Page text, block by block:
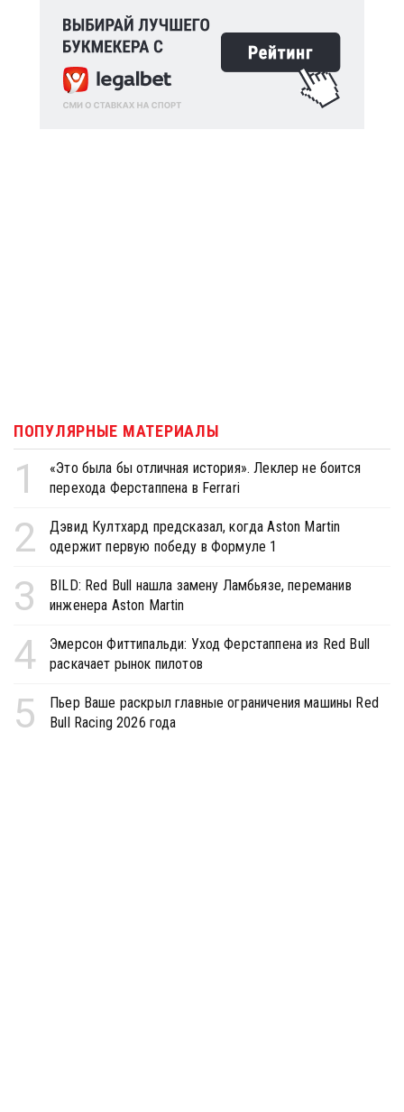
ПОПУЛЯРНЫЕ МАТЕРИАЛЫ
1
«Это была бы отличная история». Леклер не боится
перехода Ферстаппена в Ferrari
2
Дэвид Култхард предсказал, когда Aston Martin
одержит первую победу в Формуле 1
3
BILD: Red Bull нашла замену Ламбьязе, переманив
инженера Aston Martin
4
Эмерсон Фиттипальди: Уход Ферстаппена из Red Bull
раскачает рынок пилотов
5
Пьер Ваше раскрыл главные ограничения машины Red
Bull Racing 2026 года